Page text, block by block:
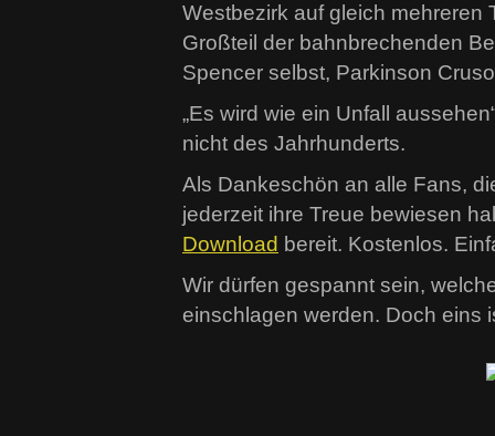
Westbezirk auf gleich mehreren
Großteil der bahnbrechenden
Spencer selbst, Parkinson
„Es wird wie ein Unfall
nicht des Jahrhunderts.
Als Dankeschön an alle Fans,
jederzeit ihre Treue bewiesen
Download bereit. Kostenlos.
Wir dürfen gespannt sein,
einschlagen werden. Doch eins